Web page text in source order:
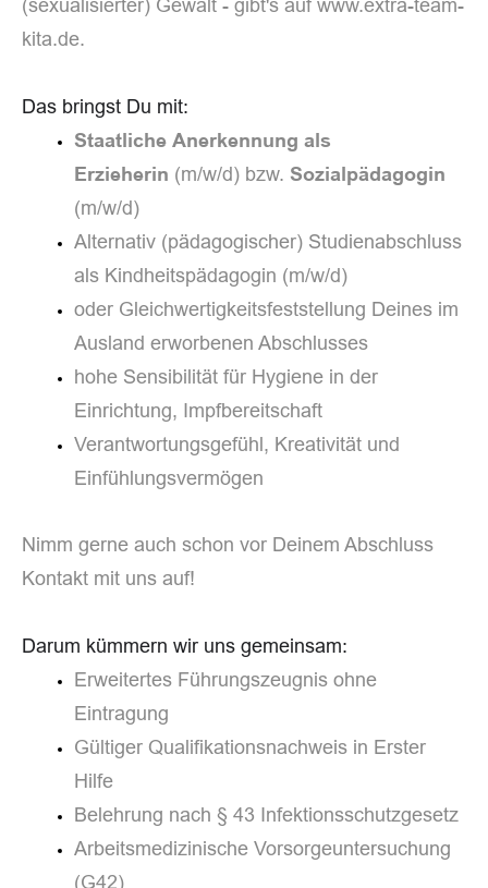
(sexualisierter) Gewalt - gibt's auf www.extra-team-
kita.de.
Das bringst Du mit:
Staatliche Anerkennung als
Erzieherin (m/w/d) bzw. Sozialpädagogin
(m/w/d)
Alternativ (pädagogischer) Studienabschluss
als Kindheitspädagogin (m/w/d)
oder Gleichwertigkeitsfeststellung Deines im
Ausland erworbenen Abschlusses
hohe Sensibilität für Hygiene in der
Einrichtung, Impfbereitschaft
Verantwortungsgefühl, Kreativität und
Einfühlungsvermögen
Nimm gerne auch schon vor Deinem Abschluss
Kontakt mit uns auf!
Darum kümmern wir uns gemeinsam:
Erweitertes Führungszeugnis ohne
Eintragung
Gültiger Qualifikationsnachweis in Erster
Hilfe
Belehrung nach § 43 Infektionsschutzgesetz
Arbeitsmedizinische Vorsorgeuntersuchung
(G42)